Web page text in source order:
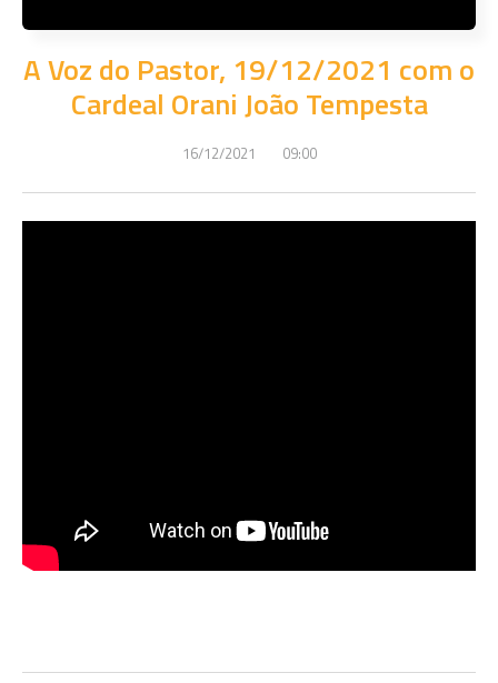
A Voz do Pastor, 19/12/2021 com o
Cardeal Orani João Tempesta
16/12/2021 09:00